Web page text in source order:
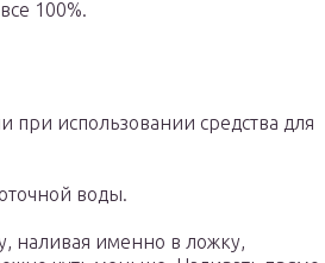
100%.
при использовании средства для
воды.
наливая именно в ложку,